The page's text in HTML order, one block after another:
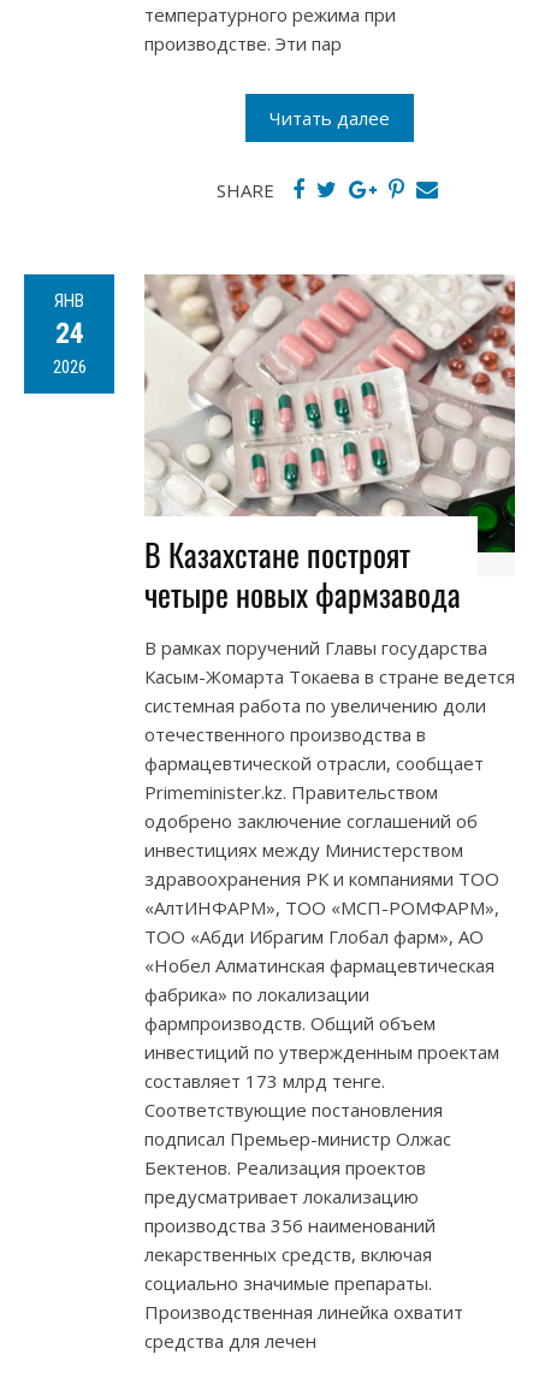
температурного режима при
производстве. Эти пар
Читать далее
SHARE
ЯНВ
24
2026
В Казахстане построят
четыре новых фармзавода
В рамках поручений Главы государства
Касым-Жомарта Токаева в стране ведется
системная работа по увеличению доли
отечественного производства в
фармацевтической отрасли, сообщает
Primeminister.kz. Правительством
одобрено заключение соглашений об
инвестициях между Министерством
здравоохранения РК и компаниями ТОО
«АлтИНФАРМ», ТОО «МСП-РОМФАРМ»,
ТОО «Абди Ибрагим Глобал фарм», АО
«Нобел Алматинская фармацевтическая
фабрика» по локализации
фармпроизводств. Общий объем
инвестиций по утвержденным проектам
составляет 173 млрд тенге.
Соответствующие постановления
подписал Премьер-министр Олжас
Бектенов. Реализация проектов
предусматривает локализацию
производства 356 наименований
лекарственных средств, включая
социально значимые препараты.
Производственная линейка охватит
средства для лечен